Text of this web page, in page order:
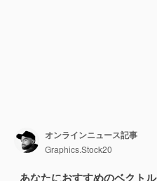
オンラインニュース記事
Graphics.Stock20
あなたにおすすめのベクトル